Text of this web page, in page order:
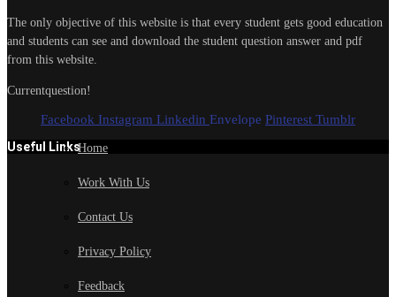
The only objective of this website is that every student gets good education
and students can see and download the student question answer and pdf
from this website.
Currentquestion!
Facebook Instagram Linkedin Envelope Pinterest Tumblr
Useful LinksHome
Work With Us
Contact Us
Privacy Policy
Feedback